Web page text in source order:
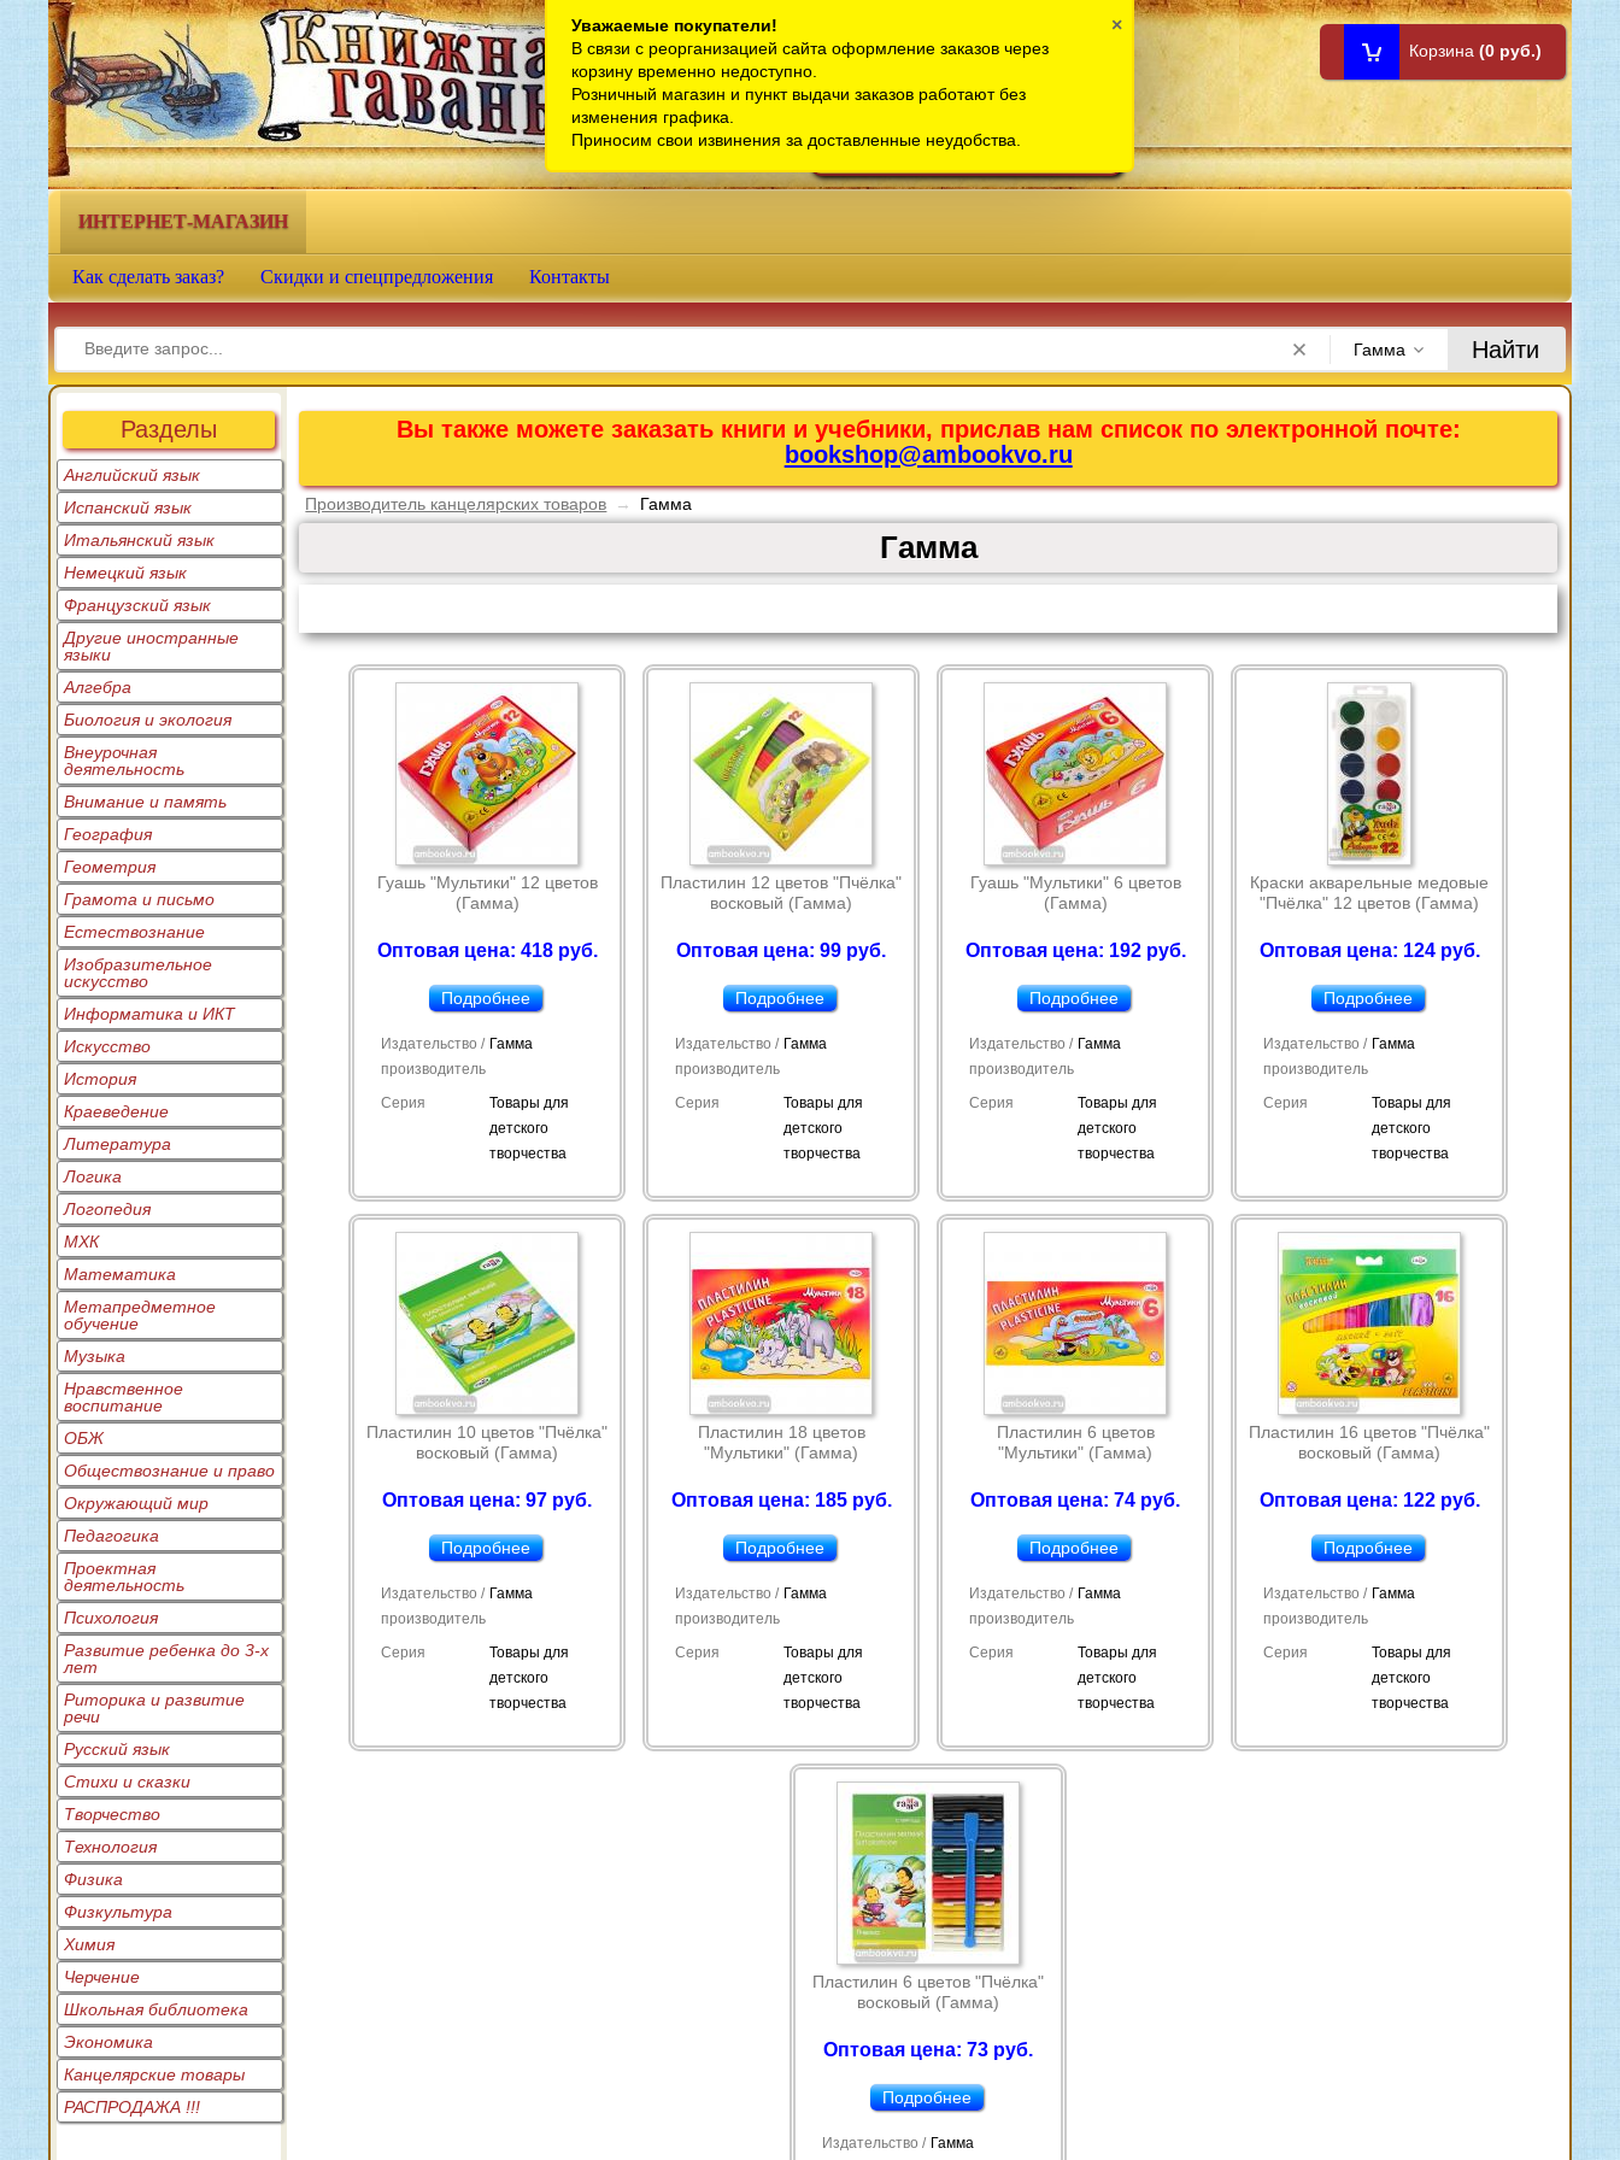
Телефон интернет-магазина:
Телефон розничного магазина:
bookshop@ambookvo.ru
Работаем ежедневно с 10:00 до 21:00
Корзина (0 руб.)
Книжная гавань - интернет-
магазин учебной литературы
ИНТЕРНЕТ-МАГАЗИН
Как сделать заказ? Скидки и спецпредложения Контакты
Гамма Найти
Разделы
Английский язык
Испанский язык
Итальянский язык
Немецкий язык
Французский язык
Другие иностранные
языки
Алгебра
Биология и экология
Внеурочная
деятельность
Внимание и память
География
Геометрия
Грамота и письмо
Естествознание
Изобразительное
искусство
Информатика и ИКТ
Искусство
История
Краеведение
Литература
Логика
Логопедия
МХК
Математика
Метапредметное
обучение
Музыка
Нравственное
воспитание
ОБЖ
Обществознание и право
Окружающий мир
Педагогика
Проектная
деятельность
Психология
Развитие ребенка до 3-х
лет
Риторика и развитие
речи
Русский язык
Стихи и сказки
Творчество
Технология
Физика
Физкультура
Химия
Черчение
Школьная библиотека
Экономика
Канцелярские товары
РАСПРОДАЖА !!!
Вы также можете заказать книги и учебники, прислав нам список по электронной почте:
bookshop@ambookvo.ru
Производитель канцелярских товаров → Гамма
Гамма
Гуашь "Мультики" 12 цветов
(Гамма)
Оптовая цена: 418 руб.
Подробнее
Издательство /
производитель
Гамма
Серия
Товары для
детского
творчества
Пластилин 12 цветов "Пчёлка"
восковый (Гамма)
Оптовая цена: 99 руб.
Подробнее
Издательство /
производитель
Гамма
Серия
Товары для
детского
творчества
Гуашь "Мультики" 6 цветов
(Гамма)
Оптовая цена: 192 руб.
Подробнее
Издательство /
производитель
Гамма
Серия
Товары для
детского
творчества
Краски акварельные медовые
"Пчёлка" 12 цветов (Гамма)
Оптовая цена: 124 руб.
Подробнее
Издательство /
производитель
Гамма
Серия
Товары для
детского
творчества
Пластилин 10 цветов "Пчёлка"
восковый (Гамма)
Оптовая цена: 97 руб.
Подробнее
Издательство /
производитель
Гамма
Серия
Товары для
детского
творчества
Пластилин 18 цветов
"Мультики" (Гамма)
Оптовая цена: 185 руб.
Подробнее
Издательство /
производитель
Гамма
Серия
Товары для
детского
творчества
Пластилин 6 цветов
"Мультики" (Гамма)
Оптовая цена: 74 руб.
Подробнее
Издательство /
производитель
Гамма
Серия
Товары для
детского
творчества
Пластилин 16 цветов "Пчёлка"
восковый (Гамма)
Оптовая цена: 122 руб.
Подробнее
Издательство /
производитель
Гамма
Серия
Товары для
детского
творчества
Пластилин 6 цветов "Пчёлка"
восковый (Гамма)
Оптовая цена: 73 руб.
Подробнее
Издательство / Гамма
Уважаемые покупатели!
В связи с реорганизацией сайта оформление заказов через
корзину временно недоступно.
Розничный магазин и пункт выдачи заказов работают без
изменения графика.
Приносим свои извинения за доставленные неудобства.
×